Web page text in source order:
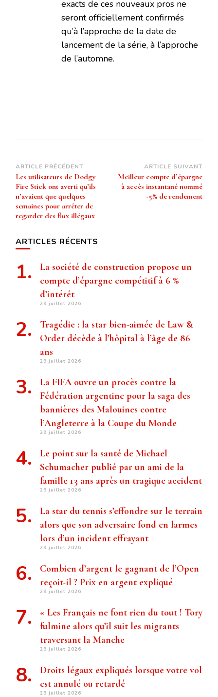
exacts de ces nouveaux pros ne
seront officiellement confirmés
qu’à l’approche de la date de
lancement de la série, à l’approche
de l’automne.
Navigation
d’article
ARTICLE PRÉCÉDENT
Les utilisateurs de Dodgy
Fire Stick ont ​​averti qu’ils
n’avaient que quelques
semaines pour arrêter de
regarder des flux illégaux
ARTICLE SUIVANT
Meilleur compte d’épargne
à accès instantané nommé
-5% de rendement
ARTICLES RÉCENTS
La société de construction propose un
compte d’épargne compétitif à 6 %
d’intérêt
29 juillet 2026
Tragédie : la star bien-aimée de Law &
Order décède à l’hôpital à l’âge de 86
ans
29 juillet 2026
La FIFA ouvre un procès contre la
Fédération argentine pour la saga des
bannières des Malouines contre
l’Angleterre à la Coupe du Monde
29 juillet 2026
Le point sur la santé de Michael
Schumacher publié par un ami de la
famille 13 ans après un tragique accident
29 juillet 2026
La star du tennis s’effondre sur le terrain
alors que son adversaire fond en larmes
lors d’un incident effrayant
29 juillet 2026
Combien d’argent le gagnant de l’Open
reçoit-il ? Prix ​​en argent expliqué
29 juillet 2026
« Les Français ne font rien du tout ! Tory
fulmine alors qu’il suit les migrants
traversant la Manche
29 juillet 2026
Droits légaux expliqués lorsque votre vol
est annulé ou retardé
29 juillet 2026